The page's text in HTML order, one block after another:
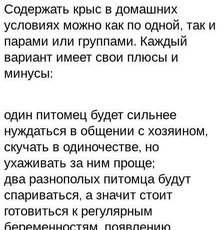
Содержать крыс в домашних
условиях можно как по одной, так и
парами или группами. Каждый
вариант имеет свои плюсы и
минусы:
один питомец будет сильнее
нуждаться в общении с хозяином,
скучать в одиночестве, но
ухаживать за ним проще;
два разнополых питомца будут
спариваться, а значит стоит
готовиться к регулярным
беременностям, появлению